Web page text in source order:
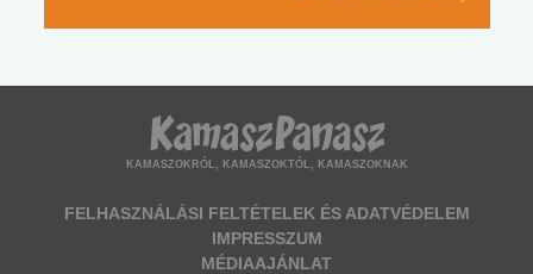
KAMASZOKRÓL, KAMASZOKTÓL, KAMASZOKNAK
FELHASZNÁLÁSI FELTÉTELEK ÉS ADATVÉDELEM
IMPRESSZUM
MÉDIAAJÁNLAT